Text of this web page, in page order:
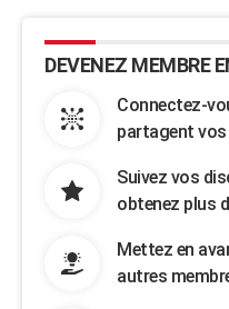
DEVENEZ MEMBRE
Connectez-
partagent
Suivez vos
obtenez plus
Mettez en
autres